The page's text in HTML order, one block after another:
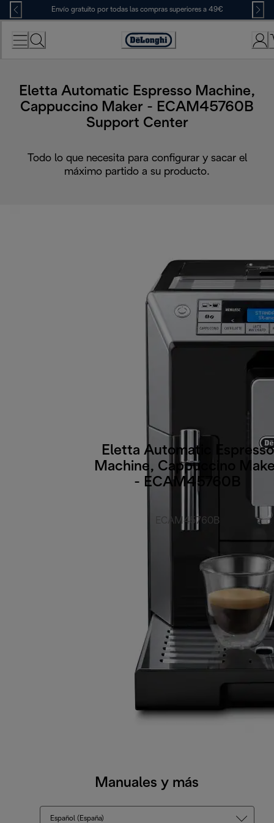
Skip
to
Content
Envío gratuito por todas las compras superiores a 49€
Accessibility
Eletta Automatic Espresso Machine,
Cappuccino Maker - ECAM45760B
Support Center
Todo lo que necesita para configurar y sacar el
máximo partido a su producto.
Eletta Automatic Espresso
Machine, Cappuccino
- ECAM45760B
ECAM45760B
Manuales y más
Español (España)